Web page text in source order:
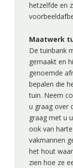
hetzelfde en
Maatwerk
De tuinbank
gemaakt en
genoemde
bepalen die
tuin. Neem
u graag over
graag met u
ook van
vakmannen
het hout
zien hoe ze